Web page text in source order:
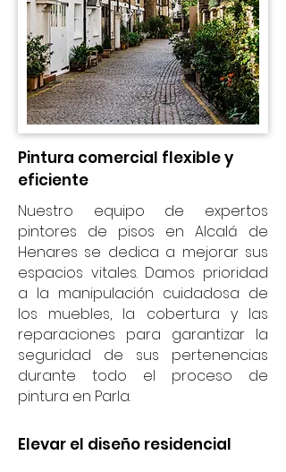
Pintura comercial flexible y
eficiente
Nuestro equipo de expertos
pintores de pisos en Alcalá de
Henares se dedica a mejorar sus
espacios vitales. Damos prioridad
a la manipulación cuidadosa de
los muebles, la cobertura y las
reparaciones para garantizar la
seguridad de sus pertenencias
durante todo el proceso de
pintura en Parla.
Elevar el diseño residencial